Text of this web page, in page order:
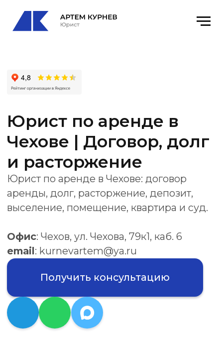
Юрист по аренде в
и расторжение
Юрист по аренде в Чехове: договор
аренды, долг, расторжение, депозит,
выселение, помещение, квартира и суд.
Офис: Чехов, ул. Чехова, 79к1, каб. 6
email: kurnevartem@ya.ru
Получить консультацию